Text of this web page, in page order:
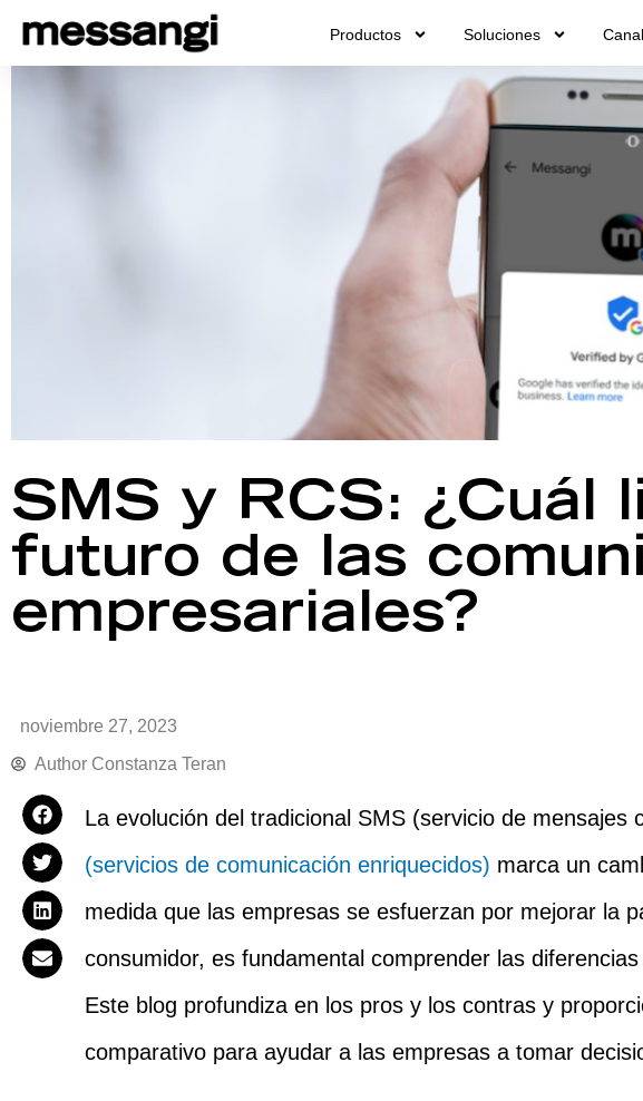
Productos Soluciones
SMS y RCS: ¿Cuál
futuro de las
empresariales?
noviembre 27, 2023
Author Constanza Teran
La evolución del tradicional SMS (servicio de mensajes
(servicios de comunicación enriquecidos) marca un
medida que las empresas se esfuerzan por mejorar la
consumidor, es fundamental comprender las
Este blog profundiza en los pros y los contras y
comparativo para ayudar a las empresas a tomar